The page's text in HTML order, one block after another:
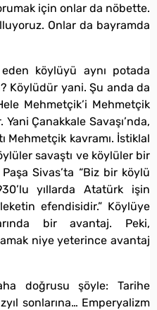
için onlar da nöbette.
Onlar da bayramda
köylüyü aynı potada
Köylüdür yani. Şu anda da
Mehmetçik’i Mehmetçik
Çanakkale Savaşı’nda,
Mehmetçik kavramı. İstiklal
savaştı ve köylüler bir
Sivas’ta “Biz bir köylü
yıllarda Atatürk işin
efendisidir.” Köylüye
bir avantaj. Peki,
niye yeterince avantaj
doğrusu şöyle: Tarihe
sonlarına… Emperyalizm